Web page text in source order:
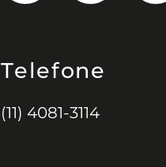
Telefone
(11) 4081-3114